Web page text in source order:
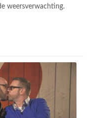
weersverwachting.